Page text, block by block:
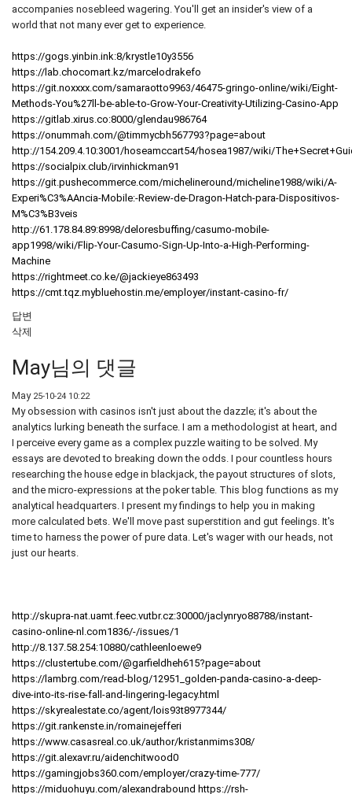
accompanies nosebleed wagering. You'll get an insider's view of a
world that not many ever get to experience.
https://gogs.yinbin.ink:8/krystle10y3556
https://lab.chocomart.kz/marcelodrakefo
https://git.noxxxx.com/samaraotto9963/46475-gringo-online/wiki/Eight-
Methods-You%27ll-be-able-to-Grow-Your-Creativity-Utilizing-Casino-App
https://gitlab.xirus.co:8000/glendau986764
https://onummah.com/@timmycbh567793?page=about
http://154.209.4.10:3001/hoseamccart54/hosea1987/wiki/
https://socialpix.club/irvinhickman91
https://git.pushecommerce.com/michelineround/micheline1988/wiki/A-
Experi%C3%AAncia-Mobile:-Review-de-Dragon-Hatch-para-Dispositivos-
M%C3%B3veis
http://61.178.84.89:8998/deloresbuffing/casumo-mobile-
app1998/wiki/Flip-Your-Casumo-Sign-Up-Into-a-High-Performing-
Machine
https://rightmeet.co.ke/@jackieye863493
https://cmt.tqz.mybluehostin.me/employer/instant-casino-fr/
답변
삭제
May님의 댓글
May 25-10-24 10:22
My obsession with casinos isn't just about the dazzle; it's about the
analytics lurking beneath the surface. I am a methodologist at heart, and
I perceive every game as a complex puzzle waiting to be solved. My
essays are devoted to breaking down the odds. I pour countless hours
researching the house edge in blackjack, the payout structures of slots,
and the micro-expressions at the poker table. This blog functions as my
analytical headquarters. I present my findings to help you in making
more calculated bets. We'll move past superstition and gut feelings. It's
time to harness the power of pure data. Let's wager with our heads, not
just our hearts.
http://skupra-nat.uamt.feec.vutbr.cz:30000/jaclynryo88788/instant-
casino-online-nl.com1836/-/issues/1
http://8.137.58.254:10880/cathleenloewe9
https://clustertube.com/@garfieldheh615?page=about
https://lambrg.com/read-blog/12951_golden-panda-casino-a-deep-
dive-into-its-rise-fall-and-lingering-legacy.html
https://skyrealestate.co/agent/lois93t8977344/
https://git.rankenste.in/romainejefferi
https://www.casasreal.co.uk/author/kristanmims308/
https://git.alexavr.ru/aidenchitwood0
https://gamingjobs360.com/employer/crazy-time-777/
https://miduohuyu.com/alexandrabound https://rsh-